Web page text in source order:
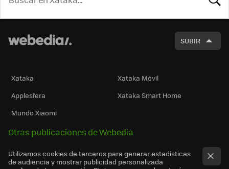
SUBIR
Xataka
Xataka Móvil
Applesfera
Xataka Smart Home
Mundo Xiaomi
Otras publicaciones de Webedia
Utilizamos cookies de terceros para generar estadísticas
de audiencia y mostrar publicidad personalizada